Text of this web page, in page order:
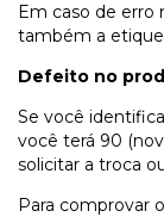
Em caso de
também a
Defeito no
Se você
você terá 90
solicitar a troca
Para comprovar